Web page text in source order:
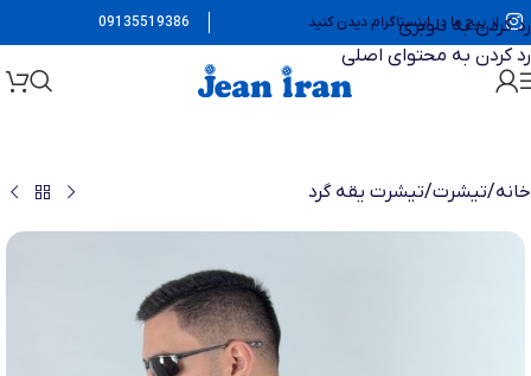
رد کردن به ناوبری
رد کردن به محتوای اصلی
از پیج ما در اینستاگرام دیدن کنید 09135519386
خانه/تیشرت/تیشرت یقه گرد